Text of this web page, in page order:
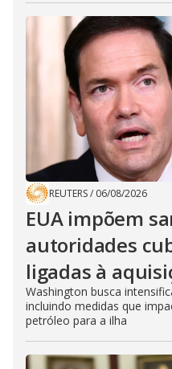
REUTERS/ 06/08/2026
EUA impõem
autoridades
ligadas à
Washington busca
incluindo medidas que
petróleo para a ilha